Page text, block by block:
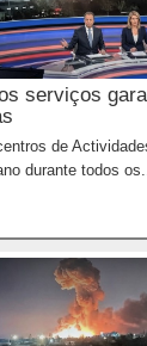
serviços
de
durante todos